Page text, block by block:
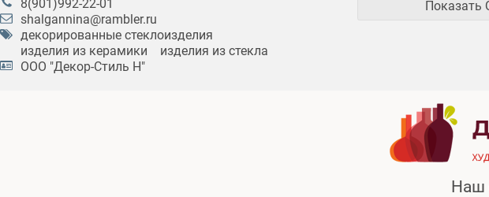
8(901)992-22-01
shalgannina@rambler.ru
декорированные стеклоизделия
изделия из керамики
изделия из стекла
ООО "Декор-Стиль Н"
Показать
Наш